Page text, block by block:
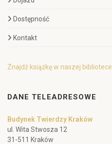
Dostępność
Kontakt
Znajdź książkę w naszej bibliotece
DANE TELEADRESOWE
Budynek Twierdzy Kraków
ul. Wita Stwosza 12
31-511 Kraków